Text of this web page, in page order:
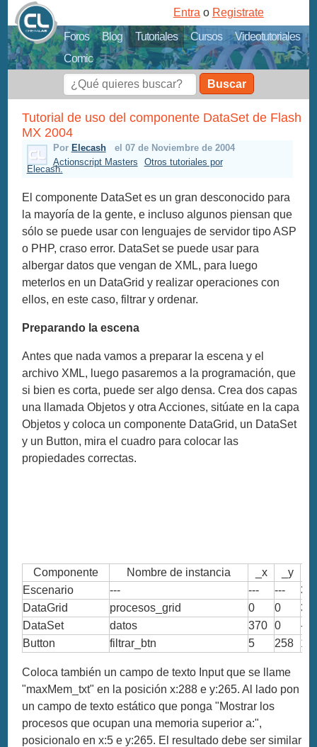
Foros Blog Tutoriales Cursos
Videotutoriales
Comic
Entra o Registrate
Buscar
Tutorial de uso del componente DataSet de Flash
MX 2004
Por Elecash
el 07 de Noviembre de 2004
Actionscript Masters
Otros tutoriales por
Elecash.
El componente DataSet es un gran desconocido para
la mayoría de la gente, e incluso algunos piensan que
sólo se puede usar con lenguajes de servidor tipo ASP
o PHP, craso error. DataSet se puede usar para
albergar datos que vengan de XML, para luego
meterlos en un DataGrid y realizar operaciones con
ellos, en este caso, filtrar y ordenar.
Preparando la escena
Antes que nada vamos a preparar la escena y el
archivo XML, luego pasaremos a la programación, que
si bien es corta, puede ser algo densa. Crea dos capas
una llamada Objetos y otra Acciones, sitúate en la capa
Objetos y coloca un componente DataGrid, un DataSet
y un Button, mira el cuadro para colocar las
propiedades correctas.
Componente Nombre de instancia _x _y
Escenario
--- --- ---
DataGrid
procesos_grid 0 0
DataSet
datos 370 0
---
Button
filtrar_btn 5 258
Coloca también un campo de texto Input que se llame
"maxMem_txt" en la posición x:288 e y:265. Al lado pon
un campo de texto estático que ponga "Mostrar los
procesos que ocupan una memoria superior a:",
posicionalo en x:5 e y:265. El resultado debe ser similar